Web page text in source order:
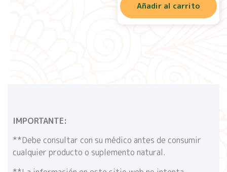
Añadir al carrito
IMPORTANTE:
**Debe consultar con su médico antes de consumir
cualquier producto o suplemento natural.